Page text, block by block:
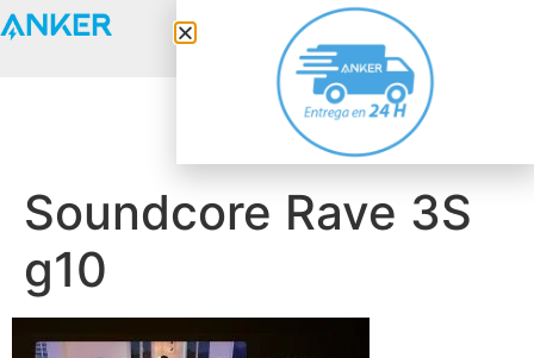
Soundcore Rave 3S
g10